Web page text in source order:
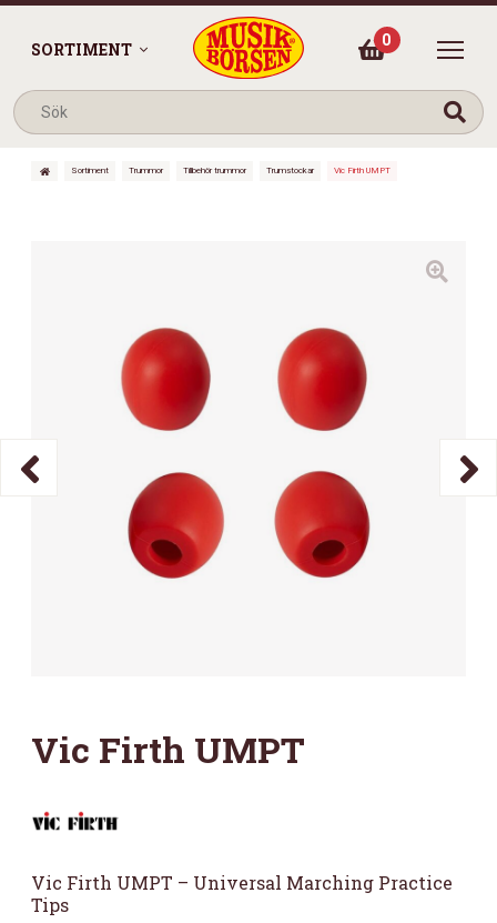
SORTIMENT 0
Sortiment Trummor Tillbehör trummor Trumstockar Vic Firth UMPT
Vic Firth UMPT
Vic Firth UMPT – Universal Marching Practice
Tips